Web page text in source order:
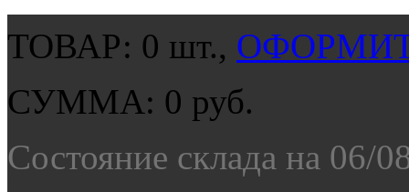
ТОВАР: 0 шт.,
СУММА: 0 руб.
Состояние склада на 06/